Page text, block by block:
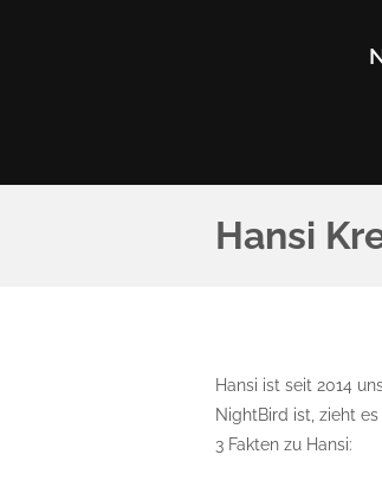
Hansi
Hansi ist seit 2014
NightBird ist, zieht
3 Fakten zu Hansi: